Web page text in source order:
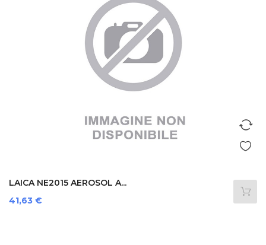
LAICA NE2015 AEROSOL A...
Prezzo
41,63 €